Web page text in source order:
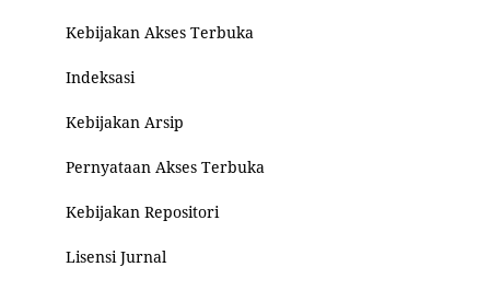
Kebijakan Akses Terbuka
Indeksasi
Kebijakan Arsip
Pernyataan Akses Terbuka
Kebijakan Repositori
Lisensi Jurnal